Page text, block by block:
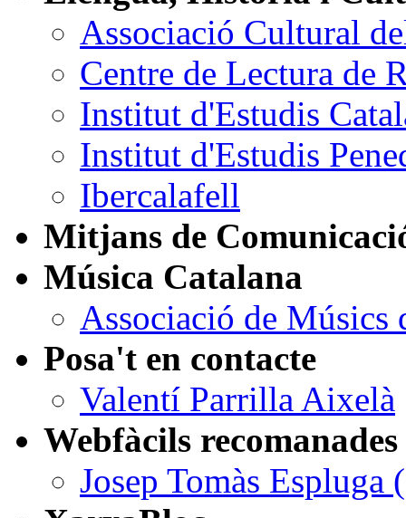
Associació Cultural
Centre de Lectura de
Institut d'Estudis
Institut d'Estudis
Ibercalafell
Mitjans de
Música Catalana
Associació de Músics
Posa't en contacte
Valentí Parrilla Aixelà
Webfàcils recomanades
Josep Tomàs